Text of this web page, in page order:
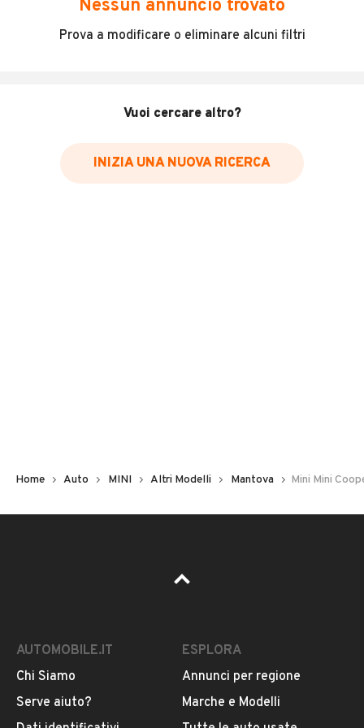
Incidenti in cui è stato coinvolto il veicolo
Data e luogo delle revisioni effettuate
Inserisci il numero di targa per verificare la disponibilità
Pubblicità
Nessun annuncio trovato
Prova a modificare o eliminare alcuni filtri
Vuoi cercare altro?
INIZIA UNA NUOVA RICERCA
Home Auto MINI Altri Modelli Mantova Mini Mini
AUTOMOBILE.IT
Chi Siamo
Serve aiuto?
ESPLORA
Annunci per regione
Marche e Modelli